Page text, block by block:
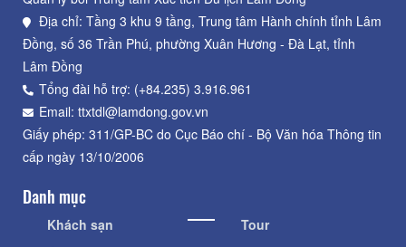
Địa chỉ: Tầng 3 khu 9 tầng, Trung tâm Hành chính tỉnh Lâm
Đồng, số 36 Trần Phú, phường Xuân Hương - Đà Lạt, tỉnh
Lâm Đồng
Tổng đài hỗ trợ: (+84.235) 3.916.961
Email: ttxtdl@lamdong.gov.vn
Giấy phép: 311/GP-BC do Cục Báo chí - Bộ Văn hóa Thông tin
cấp ngày 13/10/2006
Danh mục
Khách sạn
Tour